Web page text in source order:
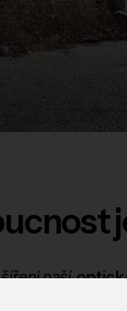
naší